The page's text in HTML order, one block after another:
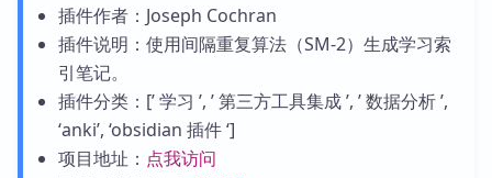
插件作者：Joseph Cochran
插件说明：使用间隔重复算法（SM-2）生成学习索
引笔记。
插件分类：[’ 学习 ’, ’ 第三方工具集成 ’, ’ 数据分析 ’,
‘anki’, ‘obsidian 插件 ‘]
项目地址： 点我访问